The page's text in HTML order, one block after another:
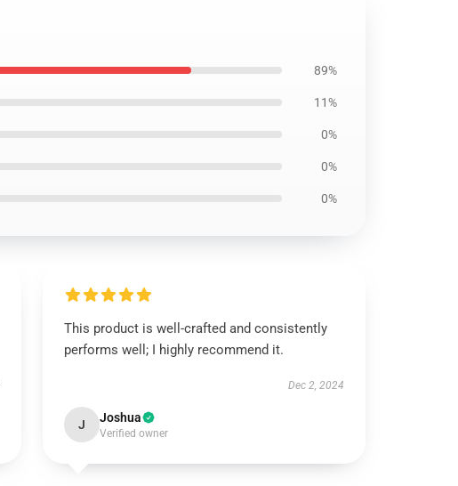
89%
11%
0%
0%
0%
This product is well-crafted and consistently
performs well; I highly recommend it.
Dec 2, 2024
J Joshua
Verified owner